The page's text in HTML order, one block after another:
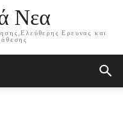
Νεα
Ερευνας και